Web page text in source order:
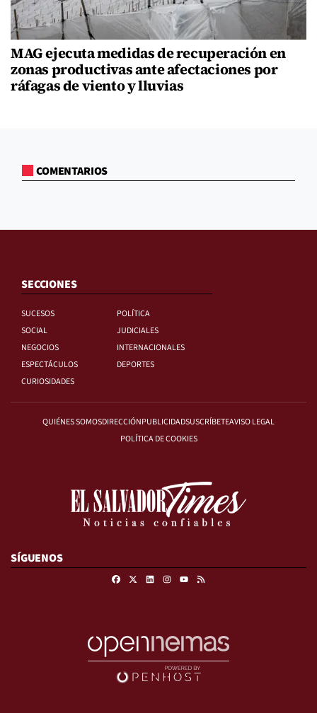
MAG ejecuta medidas de recuperación en
zonas productivas ante afectaciones por
ráfagas de viento y lluvias
COMENTARIOS
SECCIONES
SUCESOS
POLÍTICA
SOCIAL
JUDICIALES
NEGOCIOS
INTERNACIONALES
ESPECTÁCULOS
DEPORTES
CURIOSIDADES
QUIÉNES SOMOSDIRECCIÓNPUBLICIDADSUSCRÍBETEAVISO LEGAL
POLÍTICA DE COOKIES
SÍGUENOS
FacebookLinkedinInstagram